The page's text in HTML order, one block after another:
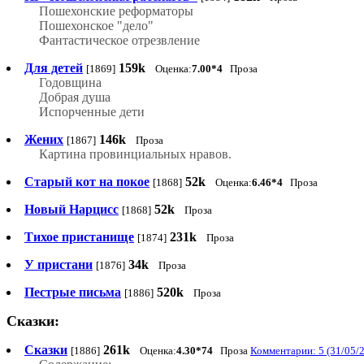
Пошехонские реформаторы
Пошехонское "дело"
Фантастическое отрезвление
Для детей [1869] 159k Оценка:7.00*4 Проза
Годовщина
Добрая душа
Испорченные дети
Жених [1867] 146k Проза
Картина провинциальных нравов.
Старый кот на покое [1868] 52k Оценка:6.46*4 Проза
Новый Нарцисс [1868] 52k Проза
Тихое пристанище [1874] 231k Проза
У пристани [1876] 34k Проза
Пестрые письма [1886] 520k Проза
Сказки:
Сказки [1886] 261k Оценка:4.30*74 Проза Комментарии: 5 (31/05/